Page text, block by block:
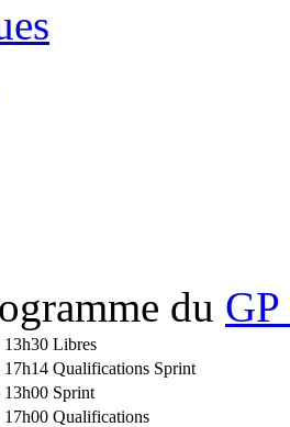
du
13h30 Libres
17h14 Qualifications Sprint
13h00 Sprint
17h00 Qualifications